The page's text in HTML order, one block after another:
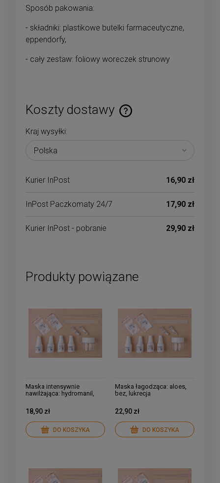
Sposób pakowania:
- składniki: plastikowe butelki farmaceutyczne,
eppendorfy,
- cały zestaw: foliowy woreczek strunowy
Koszty dostawy
Cena nie zawiera ewentualnych kosztów płatności
Kraj wysyłki:
Kurier InPost 16,90 zł
InPost Paczkomaty 24/7 17,90 zł
Kurier InPost - pobranie 29,90 zł
Produkty powiązane
Maska intensywnie
nawilżająca: hydromanil,
18,90 zł
DO KOSZYKA
Maska łagodząca: aloes,
bez, lukrecja
22,90 zł
DO KOSZYKA